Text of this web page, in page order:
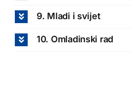
9. Mladi i svijet
10. Omladinski rad